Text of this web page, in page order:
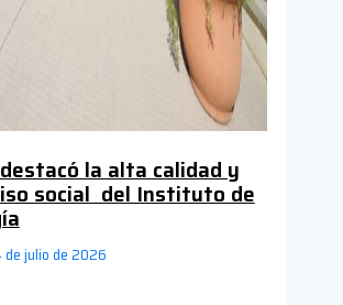
la alta calidad y
social del Instituto de
de julio de 2026